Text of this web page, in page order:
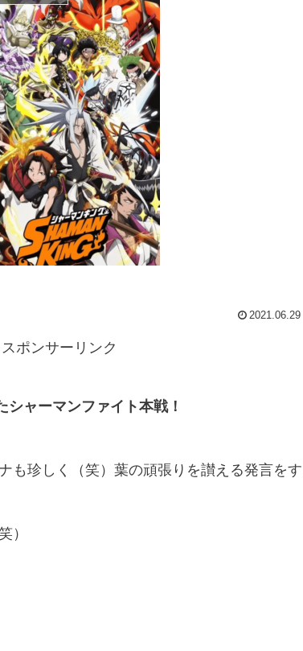
2021.06.29
スポンサーリンク
シャーマンファイト本戦！
も珍しく（笑）葉の頑張りを讃える発言をす
）